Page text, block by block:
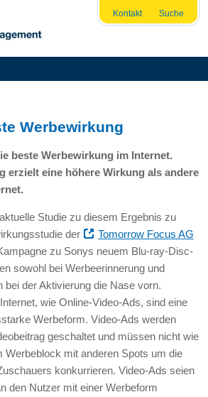
Kontakt Suche
Werbewirkung
beste Werbewirkung im Internet.
erzielt eine höhere Wirkung als andere
Studie zu diesem Ergebnis zu
der
Tomorrow Focus AG
zu Sonys neuem Blu-ray-Disc-
sowohl bei Werbeerinnerung und
bei der Aktivierung die Nase vorn.
wie Online-Video-Ads, sind eine
Werbeform. Video-Ads werden
geschaltet und müssen nicht wie
Werbeblock mit anderen Spots um die
konkurrieren. Video-Ads seien
den Nutzer mit einer Werbeform